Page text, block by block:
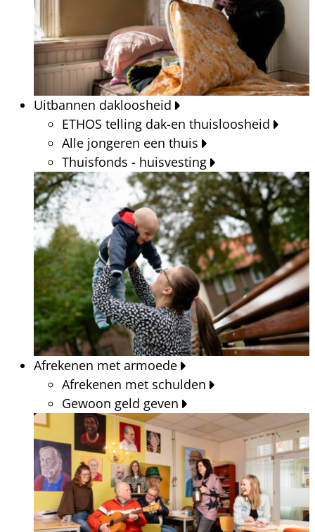
Uitbannen dakloosheid
ETHOS telling dak-en thuisloosheid
Alle jongeren een thuis
Thuisfonds - huisvesting
Afrekenen met armoede
Afrekenen met schulden
Gewoon geld geven